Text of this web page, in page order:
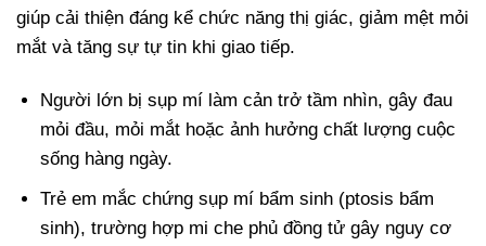
giúp cải thiện đáng kể chức năng thị giác, giảm mệt mỏi
mắt và tăng sự tự tin khi giao tiếp.
Người lớn bị sụp mí làm cản trở tầm nhìn, gây đau
mỏi đầu, mỏi mắt hoặc ảnh hưởng chất lượng cuộc
sống hàng ngày.
Trẻ em mắc chứng sụp mí bẩm sinh (ptosis bẩm
sinh), trường hợp mi che phủ đồng tử gây nguy cơ